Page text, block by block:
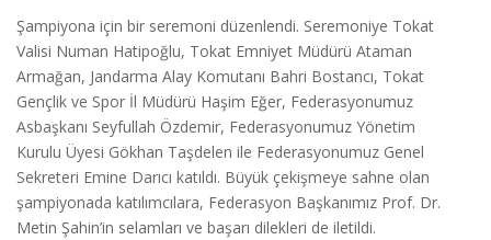
Şampiyona için bir seremoni düzenlendi. Seremoniye Tokat
Valisi Numan Hatipoğlu, Tokat Emniyet Müdürü Ataman
Armağan, Jandarma Alay Komutanı Bahri Bostancı, Tokat
Gençlik ve Spor İl Müdürü Haşim Eğer, Federasyonumuz
Asbaşkanı Seyfullah Özdemir, Federasyonumuz Yönetim
Kurulu Üyesi Gökhan Taşdelen ile Federasyonumuz Genel
Sekreteri Emine Darıcı katıldı. Büyük çekişmeye sahne olan
şampiyonada katılımcılara, Federasyon Başkanımız Prof. Dr.
Metin Şahin’in selamları ve başarı dilekleri de iletildi.